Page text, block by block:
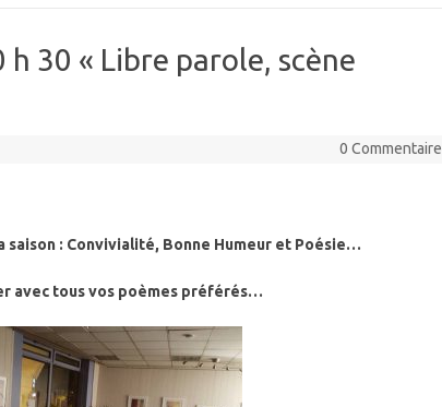
30 « Libre parole, scène
0 Commentaire
saison : Convivialité, Bonne Humeur et Poésie…
avec tous vos poèmes préférés…